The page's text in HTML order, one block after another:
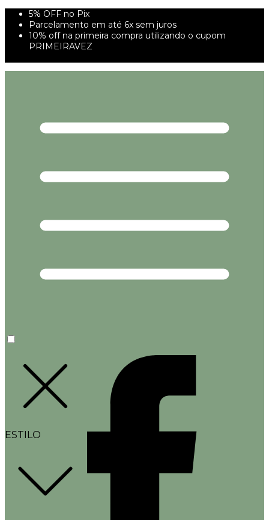
5% OFF no Pix
Parcelamento em até 6x sem juros
10% off na primeira compra utilizando o cupom
PRIMEIRAVEZ
ESTILO